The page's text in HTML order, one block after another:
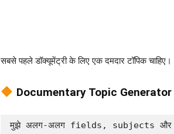
सबसे पहले डॉक्यूमेंट्री के लिए एक दमदार टॉपिक
Documentary Topic
मुझे अलग-अलग fields, subjects और